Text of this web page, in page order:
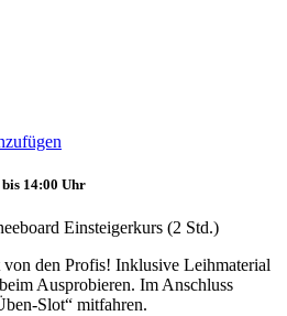
14:00 Uhr
Einsteigerkurs (2 Std.)
den Profis! Inklusive Leihmaterial
Ausprobieren. Im Anschluss
Slot“ mitfahren.